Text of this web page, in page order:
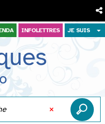
INFOLETTRES JE SUIS